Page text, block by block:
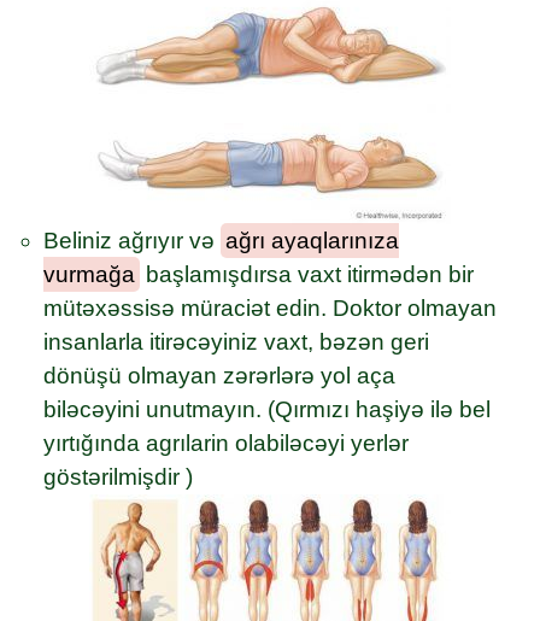
Beliniz ağrıyır və ağrı ayaqlarınıza
vurmağa
başlamışdırsa vaxt itirmədən bir
mütəxəssisə müraciət edin. Doktor olmayan
insanlarla itirəcəyiniz vaxt, bəzən geri
dönüşü olmayan zərərlərə yol aça
biləcəyini unutmayın. (Qırmızı haşiyə ilə bel
yırtığında agrılarin olabiləcəyi yerlər
göstərilmişdir )